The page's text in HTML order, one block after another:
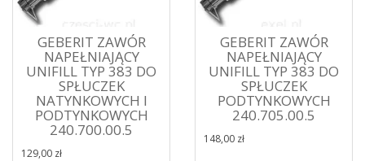
GEBERIT ZAWÓR
NAPEŁNIAJĄCY
UNIFILL TYP 383 DO
SPŁUCZEK
NATYNKOWYCH I
PODTYNKOWYCH
240.700.00.5
129,00 zł
GEBERIT ZAWÓR
NAPEŁNIAJĄCY
UNIFILL TYP 383 DO
SPŁUCZEK
PODTYNKOWYCH
240.705.00.5
148,00 zł